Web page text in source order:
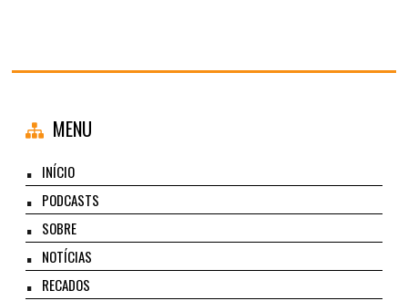
MENU
INÍCIO
PODCASTS
SOBRE
NOTÍCIAS
RECADOS